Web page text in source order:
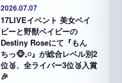
2026.07.07
17LIVEイベント 美女ベイ
ビーと野獣ベイビーの
Destiny Roseにて『もん
ちっ🐵𓈒𓏸︎︎︎︎』が総合レベル別2
位🥈、全ライバー3位🥉入賞
🎉